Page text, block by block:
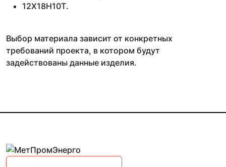
12Х18Н10Т.
Выбор материала зависит от конкретных
требований проекта, в котором будут
задействованы данные изделия.